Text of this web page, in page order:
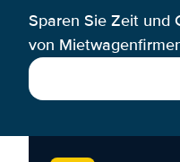
Sparen Sie Zeit und
von